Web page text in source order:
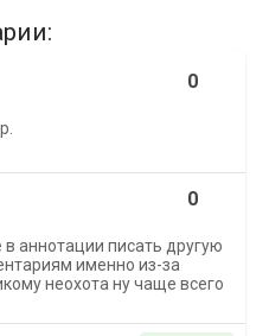
0
0
аннотации писать другую
именно из-за
неохота ну чаще всего